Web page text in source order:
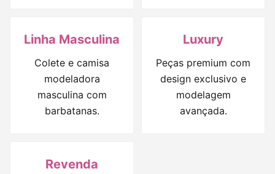
Linha Masculina
Colete e camisa
modeladora
masculina com
barbatanas.
Luxury
Peças premium com
design exclusivo e
modelagem
avançada.
Revenda